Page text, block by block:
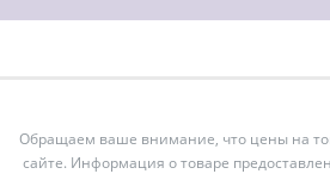
Обращаем ваше внимание, что цены на
сайте. Информация о товаре